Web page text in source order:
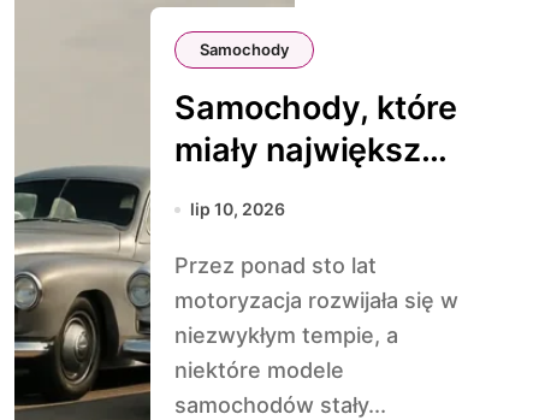
Samochody
Samochody, które
miały największy
wpływ na design
lip 10, 2026
Przez ponad sto lat
motoryzacja rozwijała się w
niezwykłym tempie, a
niektóre modele
samochodów stały...